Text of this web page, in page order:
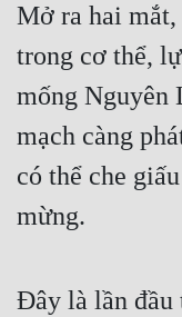
Mở ra hai
trong cơ thể,
mống Nguyên
mạch càng
có thể che
mừng.
Đây là lần đầu